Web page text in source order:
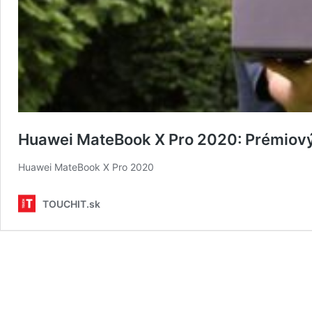
Huawei MateBook X Pro 2020:
Huawei MateBook X Pro 2020
TOUCHIT.sk